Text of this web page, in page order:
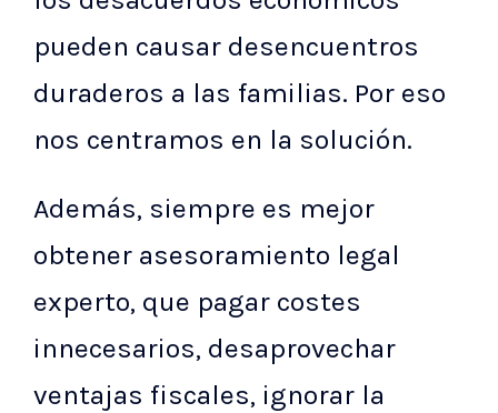
pueden causar desencuentros
duraderos a las familias. Por eso
nos centramos en la solución.
Además, siempre es mejor
obtener asesoramiento legal
experto, que pagar costes
innecesarios, desaprovechar
ventajas fiscales, ignorar la